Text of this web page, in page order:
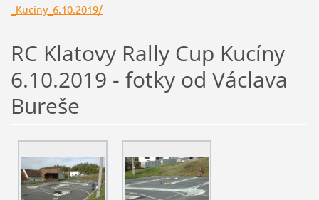
_Kuciny_6.10.2019/
RC Klatovy Rally Cup Kucíny
6.10.2019 - fotky od Václava
Bureše